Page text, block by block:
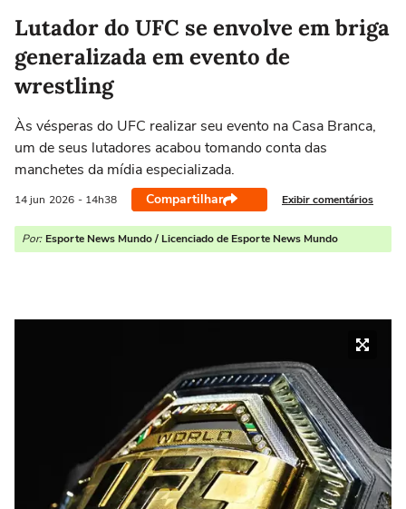
Lutador do UFC se envolve em briga
generalizada em evento de
wrestling
Às vésperas do UFC realizar seu evento na Casa Branca,
um de seus lutadores acabou tomando conta das
manchetes da mídia especializada.
14 jun 2026 - 14h38 Compartilhar Exibir comentários
Por: Esporte News Mundo / Licenciado de Esporte News Mundo